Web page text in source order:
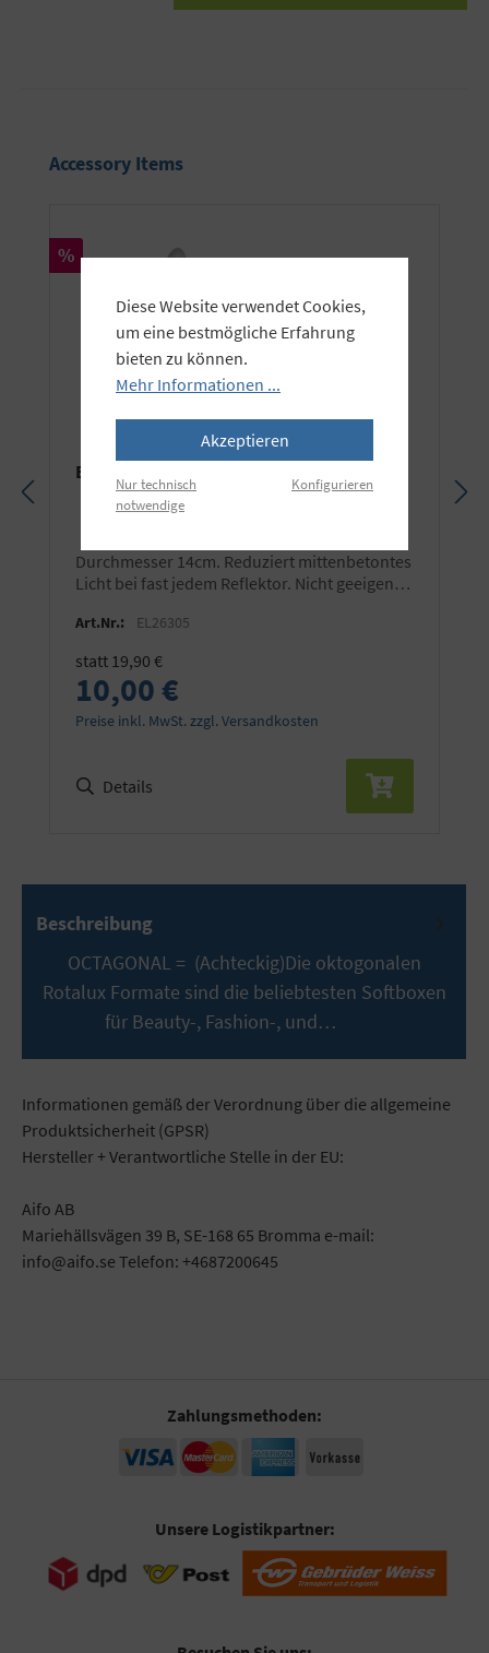
Produktgalerie überspringen
Accessory Items
Rabatt
%
Elinchrom Translucent Deflektor
Durchmesser 14cm. Reduziert mittenbetontes
Licht bei fast jedem Reflektor. Nicht geeigenet
Art.Nr.: EL26305
statt 19,90 €
10,00 €
Preise inkl. MwSt. zzgl. Versandkosten
Details
Beschreibung
OCTAGONAL = (Achteckig)Die oktogonalen
Rotalux Formate sind die beliebtesten Softboxen
für Beauty-, Fashion-, und…
Informationen gemäß der Verordnung über die allgemeine
Produktsicherheit (GPSR)
Hersteller + Verantwortliche Stelle in der EU:
Aifo AB
Mariehällsvägen 39 B, SE-168 65 Bromma e-mail:
info@aifo.se Telefon: +4687200645
Zahlungsmethoden:
Unsere Logistikpartner:
Diese Website verwendet Cookies,
um eine bestmögliche Erfahrung
bieten zu können.
Mehr Informationen ...
Akzeptieren
Nur technisch
notwendige
Konfigurieren